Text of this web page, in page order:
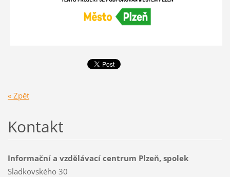
« Zpět
Kontakt
Informační a vzdělávací centrum Plzeň, spolek
Sladkovského 30